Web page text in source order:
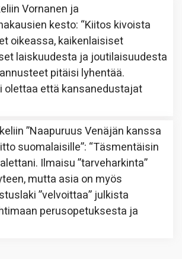
Vornanen ja
kesto: “Kiitos kivoista
oikeassa, kaikenlaisiset
laiskuudesta ja joutilaisuudesta
pitäisi lyhentää.
olettaa että kansanedustajat
”Naapuruus Venäjän kanssa
suomalaisille”: “Täsmentäisin
Ilmaisu ”tarveharkinta”
mutta asia on myös
”velvoittaa” julkista
perusopetuksesta ja